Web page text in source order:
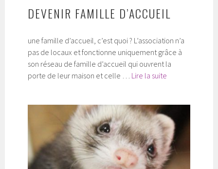
DEVENIR FAMILLE D’ACCUEIL
une famille d’accueil, c’est quoi ? L’association n’a
pas de locaux et fonctionne uniquement grâce à
son réseau de famille d’accueil qui ouvrent la
porte de leur maison et celle … Lire la suite